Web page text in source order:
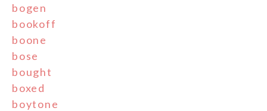
bogen
bookoff
boone
bose
bought
boxed
boytone